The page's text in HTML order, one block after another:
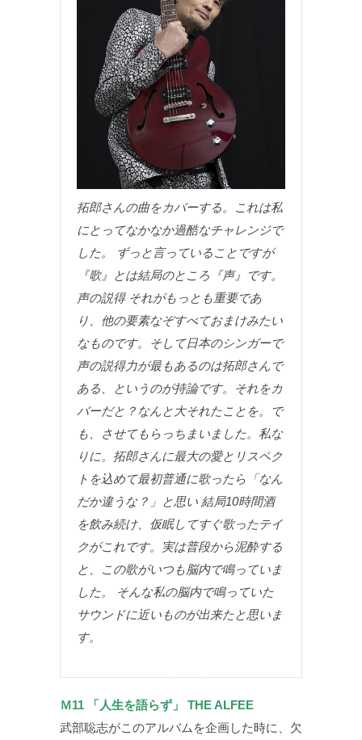
拓郎さんの曲をカバーする。これは私
にとってなかなか過酷なチャレンジで
した。 ずっと言っていることですが
『歌』とは結局のところ『声』です。
声の説得 それがもっとも重要であ
り、他の要素なぞすべておまけみたい
なものです。そして日本のシンガーで
声の説得力が最もあるのは拓郎さんで
ある、というのが持論です。それをカ
バーだと？なんと大それたことを。で
も、させてもらっちまいました。私な
りに。拓郎さんに最大の愛とリスペク
トを込めて最初普通に歌ったら「なん
だか違うな？」と思い 結局10時間酒
を飲み続け、仮眠してすぐ歌ったテイ
クがこれです。実は普段から泥酔する
と、この歌がいつも脳内で鳴っていま
した。 そんな私の脳内で鳴っていた
サウンドに近いものが出来たと思いま
す。
Ｍ11 「人生を語らず」 THE ALFEE
武部聡志がこのアルバムを企画した時に、欠